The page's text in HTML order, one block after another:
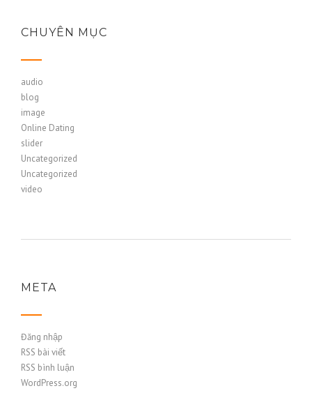
CHUYÊN MỤC
audio
blog
image
Online Dating
slider
Uncategorized
Uncategorized
video
META
Đăng nhập
RSS bài viết
RSS bình luận
WordPress.org